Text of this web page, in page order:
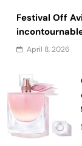
Festival Off
April 8, 2026